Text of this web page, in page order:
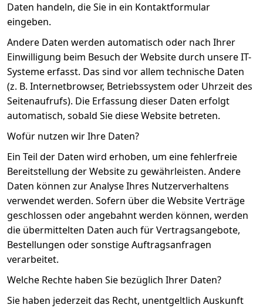
Daten handeln, die Sie in ein Kontaktformular
eingeben.
Andere Daten werden automatisch oder nach Ihrer
Einwilligung beim Besuch der Website durch unsere IT-
Systeme erfasst. Das sind vor allem technische Daten
(z. B. Internetbrowser, Betriebssystem oder Uhrzeit des
Seitenaufrufs). Die Erfassung dieser Daten erfolgt
automatisch, sobald Sie diese Website betreten.
Wofür nutzen wir Ihre Daten?
Ein Teil der Daten wird erhoben, um eine fehlerfreie
Bereitstellung der Website zu gewährleisten. Andere
Daten können zur Analyse Ihres Nutzerverhaltens
verwendet werden. Sofern über die Website Verträge
geschlossen oder angebahnt werden können, werden
die übermittelten Daten auch für Vertragsangebote,
Bestellungen oder sonstige Auftragsanfragen
verarbeitet.
Welche Rechte haben Sie bezüglich Ihrer Daten?
Sie haben jederzeit das Recht, unentgeltlich Auskunft